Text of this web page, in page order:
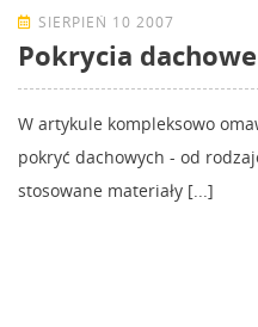
SIERPIEŃ 10 2007
Pokrycia dachowe
W artykule kompleksowo
pokryć dachowych - od
stosowane materiały [...]